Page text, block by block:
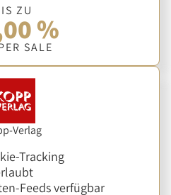
ZU
%
SALE
Verlag
Tracking
Feeds verfügbar